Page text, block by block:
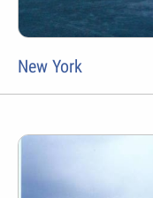
New York